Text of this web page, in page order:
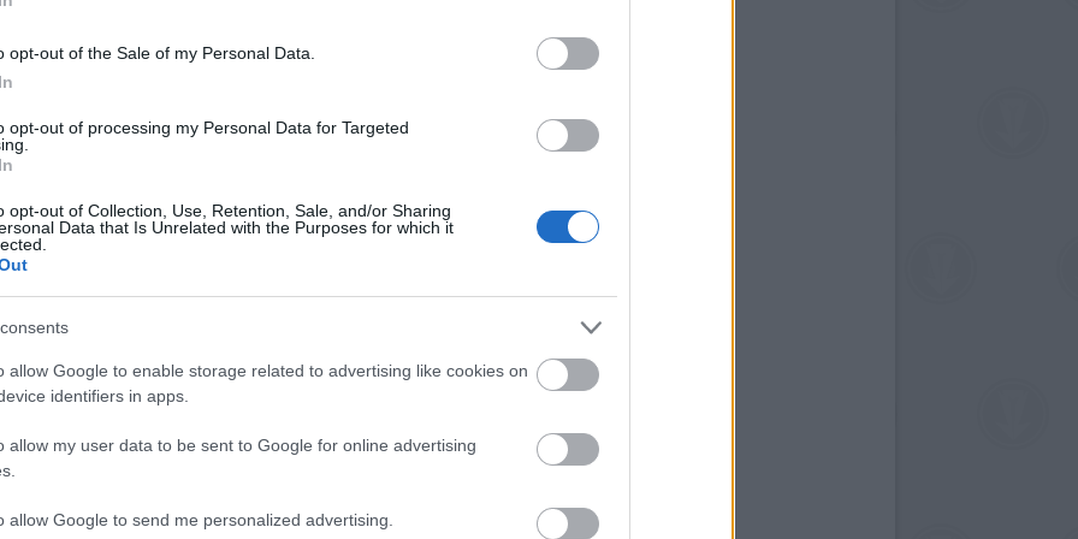
opt-out of the Sale of my Personal Data.
opt-out of processing my Personal Data for Targeted
opt-out of Collection, Use, Retention, Sale, and/or Sharing
Data that Is Unrelated with the Purposes for which it
allow Google to enable storage related to advertising like cookies on
identifiers in apps.
allow my user data to be sent to Google for online advertising
allow Google to send me personalized advertising.
a fejlett civilizációnak gondot okozna a parkolás,
az űrhajó biztonságos leállításában. "A
A távirányítós helikopterek és kisrepülők
Jurij Rezvij, a szerkezet megalkotója.
jelentkeztek, ám a diákok abban bíztak, hogy
kijárnak majd az ufó várásra.